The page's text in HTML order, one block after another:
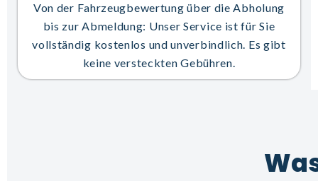
Von der Fahrzeugbewertung über die Abholung
bis zur Abmeldung: Unser Service ist für Sie
vollständig kostenlos und unverbindlich. Es gibt
keine versteckten Gebühren.